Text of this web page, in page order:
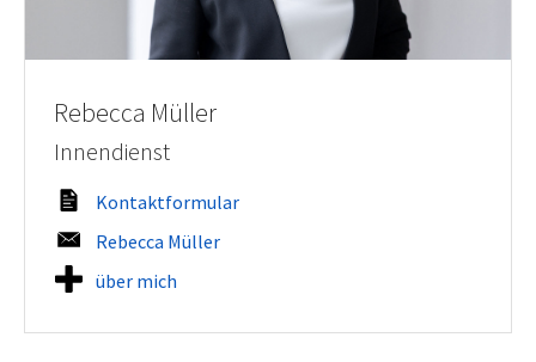
Rebecca Müller
Innendienst
Kontaktformular
Rebecca Müller
über mich